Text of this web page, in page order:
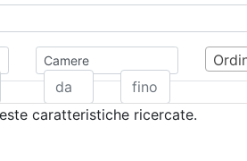
Camere
caratteristiche ricercate.